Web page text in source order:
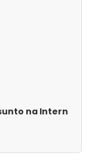
na Intern